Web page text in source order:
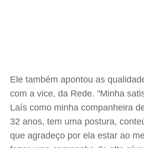
Ele também apontou as
com a vice, da Rede. "Minha
Laís como minha companheira
32 anos, tem uma postura,
que agradeço por ela estar ao